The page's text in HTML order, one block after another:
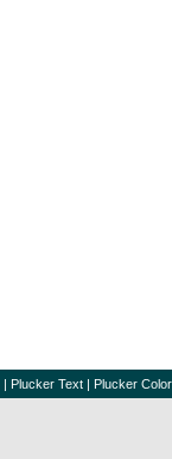
| Plucker Text | Plucker Color